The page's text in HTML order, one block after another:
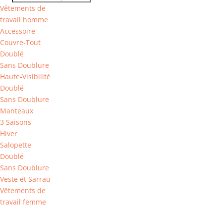
de
produits
Vêtements de
travail homme
Accessoire
Couvre-Tout
Doublé
Sans Doublure
Haute-Visibilité
Doublé
Sans Doublure
Manteaux
3 Saisons
Hiver
Salopette
Doublé
Sans Doublure
Veste et Sarrau
Vêtements de
travail femme